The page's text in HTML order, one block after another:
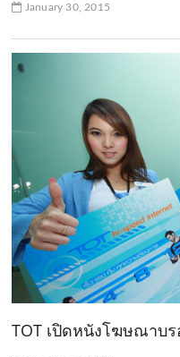
January 30, 2015
TOT เปิดหนังโฆษณาบ